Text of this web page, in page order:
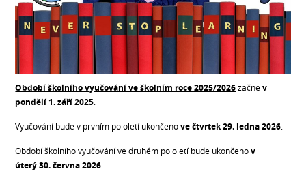
Období školního vyučování ve školním roce 2025/2026začnev
pondělí1. září 2025
Vyučování bude v prvním pololetí ukončenove čtvrtek 29. ledna 2026
Období školního vyučování ve druhém pololetí bude ukončenov
úterý30. června 2026